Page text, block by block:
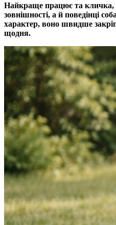
Найкраще працює та кличка,
зовнішності, а й поведінці
характер, воно швидше
щодня.